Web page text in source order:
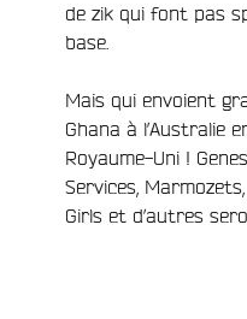
de zik qui font pas
base.
Mais qui envoient
Ghana à l’Australie
Royaume-Uni !
Services,
Girls et d’autres